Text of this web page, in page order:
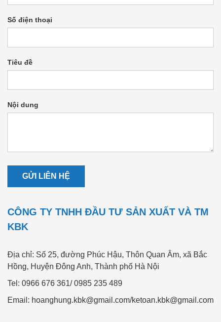
Số điện thoại
Tiêu đề
Nội dung
GỬI LIÊN HỆ
CÔNG TY TNHH ĐẦU TƯ SẢN XUẤT VÀ TM
KBK
Địa chỉ: Số 25, đường Phúc Hậu, Thôn Quan Âm, xã Bắc
Hồng, Huyện Đông Anh, Thành phố Hà Nội
Tel: 0966 676 361/ 0985 235 489
Email: hoanghung.kbk@gmail.com/ketoan.kbk@gmail.com